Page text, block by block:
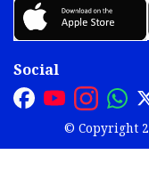
Social
© Copyright